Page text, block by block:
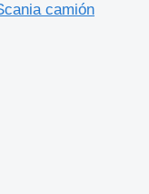
camión